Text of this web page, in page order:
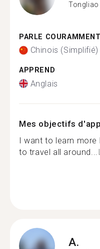
Tongliao
PARLE COURAMMENT
Chinois (Simplifié)
APPREND
Anglais
Mes objectifs
I want to learn more
to travel all around...
A.